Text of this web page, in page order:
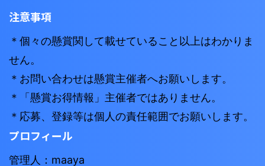
注意事項
＊個々の懸賞関して載せていること以上はわかりま
せん。
＊お問い合わせは懸賞主催者へお願いします。
＊「懸賞お得情報」主催者ではありません。
＊応募、登録等は個人の責任範囲でお願いします。
プロフィール
管理人：maaya